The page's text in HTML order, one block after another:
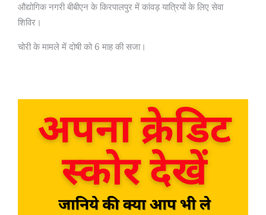
औद्योगिक नगरी बीबीएन के किरपालपुर में कांवड़ यात्रियों के लिए सेवा
शिविर।
चोरी के मामले में दोषी को 6 माह की सजा।